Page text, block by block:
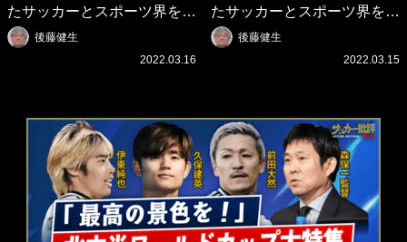
たサッカーとスポーツ界を待
つ未来(4)スポーツを「持続
可能」にする「真の投資」の
後藤健生
2022.03.16
たサッカーとスポーツ界を待
つ未来(3)「ロシアン・マネ
ー」に続く中東の「オイルマ
後藤健生
2022.03.15